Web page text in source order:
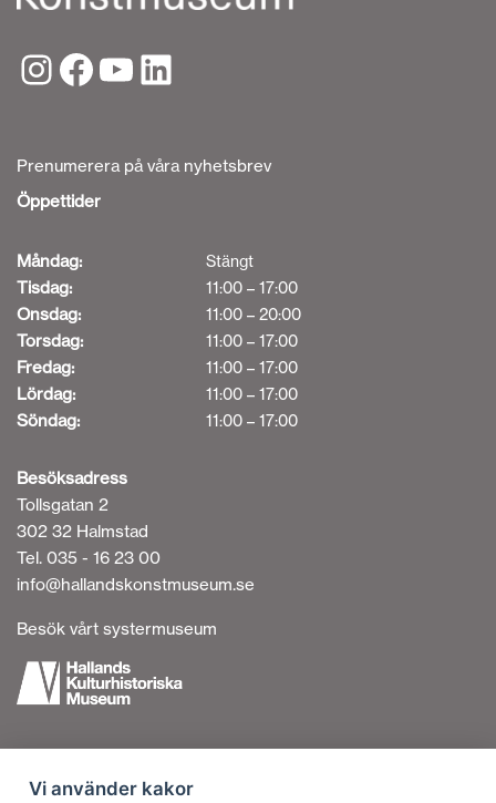
Prenumerera på våra nyhetsbrev
Öppettider
Måndag: Stängt
Tisdag: 11:00 – 17:00
Onsdag: 11:00 – 20:00
Torsdag: 11:00 – 17:00
Fredag: 11:00 – 17:00
Lördag: 11:00 – 17:00
Söndag: 11:00 – 17:00
Besöksadress
Tollsgatan 2
302 32 Halmstad
Tel. 035 - 16 23 00
info@hallandskonstmuseum.se
Besök vårt systermuseum
Personuppgiftshantering
Vi använder kakor